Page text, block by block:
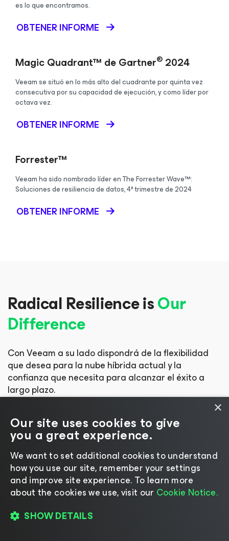
es lo que encontramos.
OBTENER INFORME
Magic Quadrant™ de Gartner® 2024
Veeam se situó en lo más alto del cuadrante por quinta vez
consecutiva por su capacidad de ejecución, y como líder por
octava vez.
OBTENER INFORME
Forrester™
Veeam ha sido nombrado líder en The Forrester Wave™:
Soluciones de resiliencia de datos, 4º trimestre de 2024
OBTENER INFORME
Radical Resilience isOur
Difference
Con Veeam a su lado dispondrá de la flexibilidad
que desea para la nube híbrida actual y la
confianza que necesita para alcanzar el éxito a
largo plazo.
Solicite una demostración
Descubra cómo modernizar su protección de
×
Our site uses cookies to give
you a great experience.
We want to set additional cookies to understand
how you use our site, remember your settings
and improve site experience. ​To learn more
about the cookies we use, visit our Cookie Notice.
SHOW DETAILS